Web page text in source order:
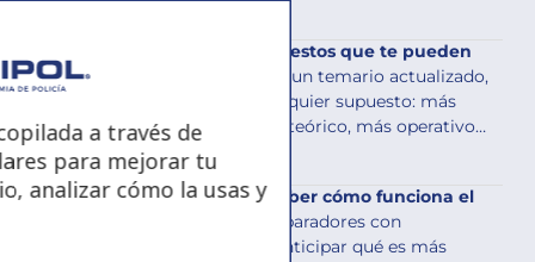
Hay (casi) infinitos supuestos que te pueden
proponer:
no se trata de un temario actualizado,
sino que puede caer cualquier supuesto: más
actual, más clásico, más teórico, más operativo…
Por eso, es necesario saber cómo funciona el
, contar con preparadores con
experiencia, que sepan anticipar qué es más
a través de
para mejorar tu
analizar cómo la usas y